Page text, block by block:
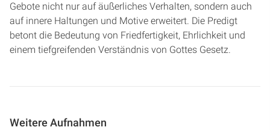
Gebote nicht nur auf äußerliches Verhalten, sondern auch
auf innere Haltungen und Motive erweitert. Die Predigt
betont die Bedeutung von Friedfertigkeit, Ehrlichkeit und
einem tiefgreifenden Verständnis von Gottes Gesetz.
Weitere Aufnahmen